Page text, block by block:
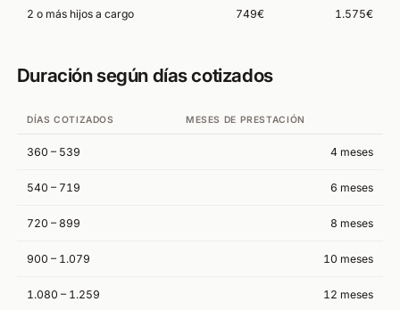
2 o más hijos a cargo 749€ 1.575€
Duración según días cotizados
DÍAS COTIZADOS MESES DE PRESTACIÓN
360 – 539 4 meses
540 – 719 6 meses
720 – 899 8 meses
900 – 1.079 10 meses
1.080 – 1.259 12 meses